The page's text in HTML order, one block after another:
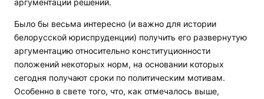
аргументации решений.
Было бы весьма интересно (и важно для истории
белорусской юриспруденции) получить его развернутую
аргументацию относительно конституционности
положений некоторых норм, на основании которых
сегодня получают сроки по политическим мотивам.
Особенно в свете того, что, как отмечалось выше,